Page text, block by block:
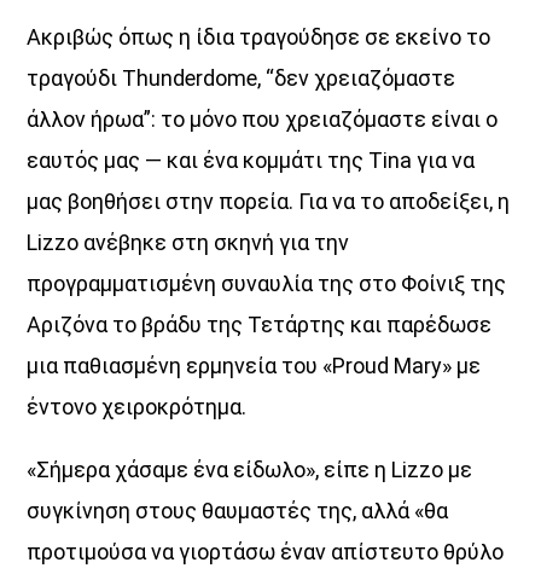
Ακριβώς όπως η ίδια τραγούδησε σε εκείνο το
τραγούδι Thunderdome, “δεν χρειαζόμαστε
άλλον ήρωα”: το μόνο που χρειαζόμαστε είναι ο
εαυτός μας — και ένα κομμάτι της Tina για να
μας βοηθήσει στην πορεία. Για να το αποδείξει, η
Lizzo ανέβηκε στη σκηνή για την
προγραμματισμένη συναυλία της στο Φοίνιξ της
Αριζόνα το βράδυ της Τετάρτης και παρέδωσε
μια παθιασμένη ερμηνεία του «Proud Mary» με
έντονο χειροκρότημα.
«Σήμερα χάσαμε ένα είδωλο», είπε η Lizzo με
συγκίνηση στους θαυμαστές της, αλλά «θα
προτιμούσα να γιορτάσω έναν απίστευτο θρύλο